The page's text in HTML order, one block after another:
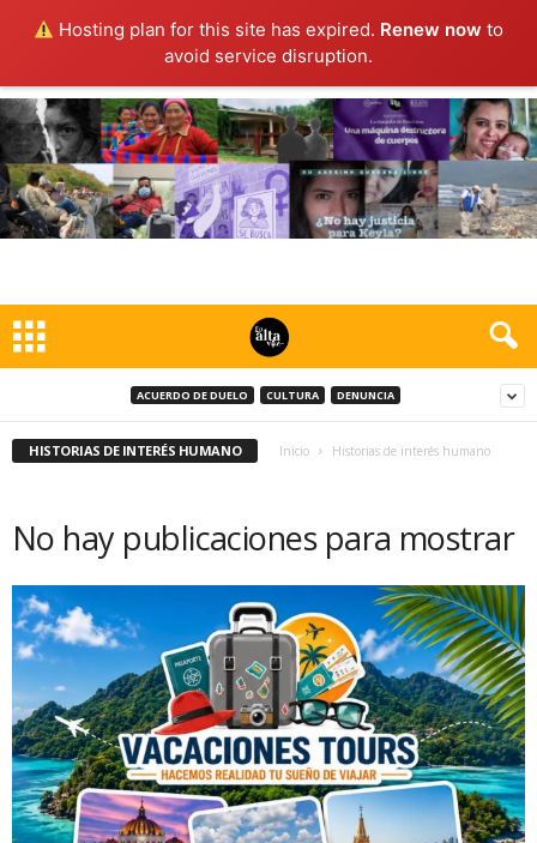
Hosting plan for this site has expired. Renew now to
avoid service disruption.
ACUERDO DE DUELO CULTURA DENUNCIA
HISTORIAS DE INTERÉS HUMANO Inicio Historias de interés humano
No hay publicaciones para mostrar